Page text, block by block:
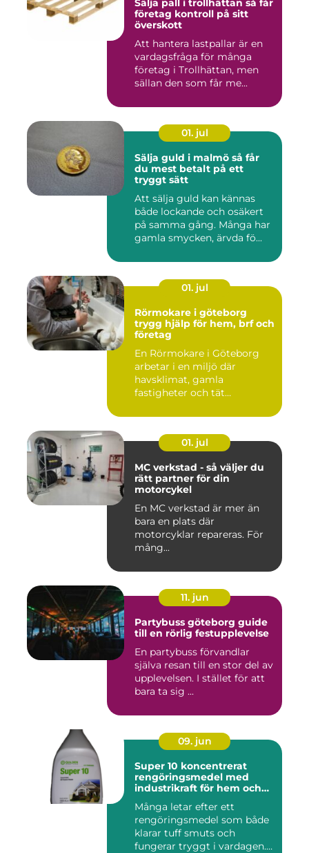
Sälja pall i trollhättan så får
företag kontroll på sitt
överskott
Att hantera lastpallar är en
vardagsfråga för många
företag i Trollhättan, men
sällan den som får me...
01. jul
Sälja guld i malmö så får
du mest betalt på ett
tryggt sätt
Att sälja guld kan kännas
både lockande och osäkert
på samma gång. Många har
gamla smycken, ärvda fö...
01. jul
Rörmokare i göteborg
trygg hjälp för hem, brf och
företag
En Rörmokare i Göteborg
arbetar i en miljö där
havsklimat, gamla
fastigheter och tät
01. jul
MC verkstad - så väljer du
rätt partner för din
motorcykel
En MC verkstad är mer än
bara en plats där
motorcyklar repareras. För
mång...
11. jun
Partybuss göteborg guide
till en rörlig festupplevelse
En partybuss förvandlar
själva resan till en stor del av
upplevelsen. I stället för att
bara ta sig ...
09. jun
Super 10 koncentrerat
rengöringsmedel med
industrikraft för hem och
Många letar efter ett
rengöringsmedel som både
klarar tuff smuts och
fungerar tryggt i vardagen.